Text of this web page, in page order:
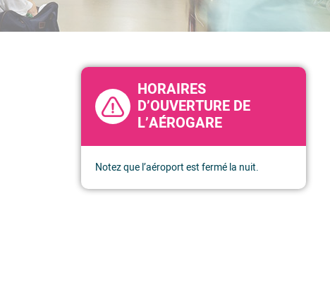
HORAIRES
D’OUVERTURE DE
L’AÉROGARE
Notez que l’aéroport est fermé la nuit.